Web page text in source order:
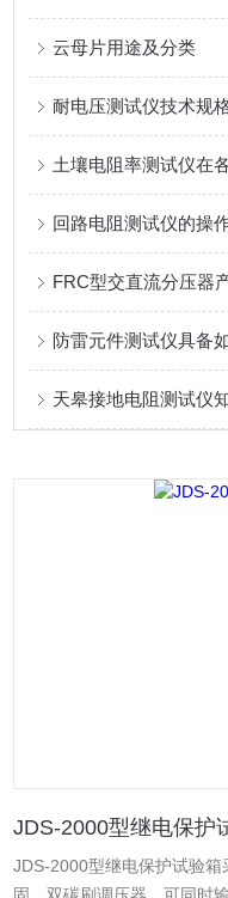
云母片用途及分类
耐电压测试仪技术规
土壤电阻率测试仪在
回路电阻测试仪的操
FRC型交直流分压器
防雷元件测试仪具备
天皋接地电阻测试仪
JDS-2000型继电保护
JDS-2000型继电保护试验